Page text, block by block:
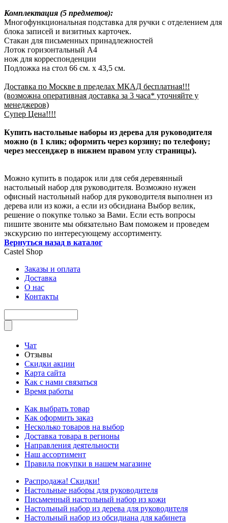
Комплектация (5 предметов):
Многофункциональная подставка для ручки с отделением для
блока записей и визитных карточек.
Стакан для письменных принадлежностей
Лоток горизонтальный А4
нож для корреспонденции
Подложка на стол 66 см. x 43,5 см.
Доставка по Москве в пределах МКАД бесплатная!!!
(возможна оперативная доставка за 3 часа* уточняйте у
менеджеров)
Супер Цена!!!!
Купить настольные наборы из дерева для руководителя
можно (в 1 клик; оформить через корзину; по телефону;
через мессенджер в нижнем правом углу страницы).
Можно купить в подарок или для себя деревянный
настольный набор для руководителя. Возможно нужен
офисный настольный набор для руководителя выполнен из
дерева или из кожи, а если из обсидиана Выбор велик,
решение о покупке только за Вами. Если есть вопросы
пишите звоните мы обязательно Вам поможем и проведем
экскурсию по интересующему ассортименту.
Вернуться назад в каталог
Castel Shop
Заказы и оплата
Доставка
О нас
Контакты
Чат
Отзывы
Скидки акции
Карта сайта
Как с нами связаться
Время работы
Как выбрать товар
Как оформить заказ
Несколько товаров на выбор
Доставка товара в регионы
Направления деятельности
Наш ассортимент
Правила покупки в нашем магазине
Распродажа! Скидки!
Настольные наборы для руководителя
Письменный настольный набор из кожи
Настольный набор из дерева для руководителя
Настольный набор из обсидиана для кабинета